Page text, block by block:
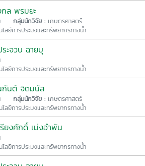
กล พรมยะ
น กลุ่มนักวิจัย : เกษตรศาสตร์
ลยีการประมงและทรัพยากรทางน้ำ
ะจวบ ฉายบุ
ลยีการประมงและทรัพยากรทางน้ำ
กันต์ จิตมนัส
น กลุ่มนักวิจัย : เกษตรศาสตร์
ลยีการประมงและทรัพยากรทางน้ำ
ยงศักดิ์ เม่งอำพัน
ลยีการประมงและทรัพยากรทางน้ำ